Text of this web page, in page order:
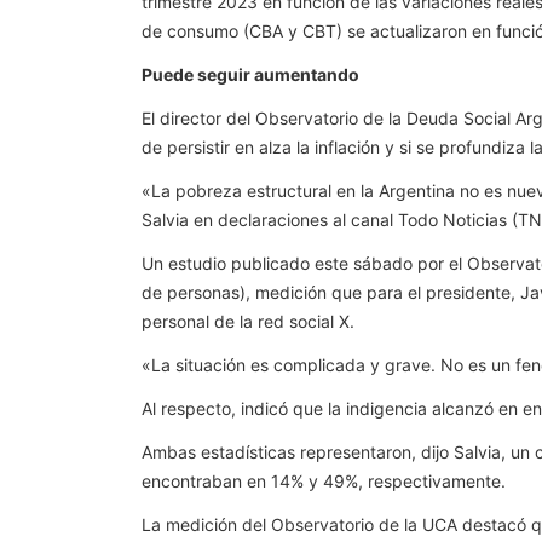
de consumo (CBA y CBT) se actualizaron en
Puede seguir aumentando
El director del Observatorio de la Deuda Social
de persistir en alza la inflación y si se profundiza
«La pobreza estructural en la Argentina no es
Salvia en declaraciones al canal Todo Noticias
Un estudio publicado este sábado por el
de personas), medición que para el presidente,
personal de la red social X.
«La situación es complicada y grave. No es un
Al respecto, indicó que la indigencia alcanzó en
Ambas estadísticas representaron, dijo Salvia,
encontraban en 14% y 49%, respectivamente.
La medición del Observatorio de la UCA destacó